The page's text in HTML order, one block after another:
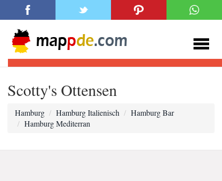
Scotty's Ottensen
Hamburg Hamburg Italienisch
Hamburg Bar
Hamburg Mediterran